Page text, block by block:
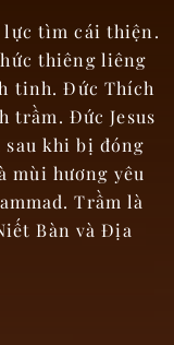
lực tìm cái thiện.
thiêng liêng
tinh. Đức Thích
trầm. Đức Jesus
khi bị đóng
mùi hương yêu
Trầm là
Bàn và Địa